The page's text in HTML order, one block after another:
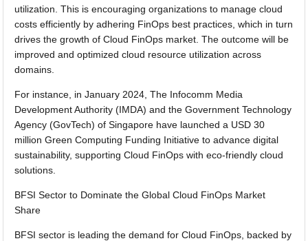
utilization. This is encouraging organizations to manage cloud
costs efficiently by adhering FinOps best practices, which in turn
drives the growth of Cloud FinOps market. The outcome will be
improved and optimized cloud resource utilization across
domains.
For instance, in January 2024, The Infocomm Media
Development Authority (IMDA) and the Government Technology
Agency (GovTech) of Singapore have launched a USD 30
million Green Computing Funding Initiative to advance digital
sustainability, supporting Cloud FinOps with eco-friendly cloud
solutions.
BFSI Sector to Dominate the Global Cloud FinOps Market
Share
BFSI sector is leading the demand for Cloud FinOps, backed by